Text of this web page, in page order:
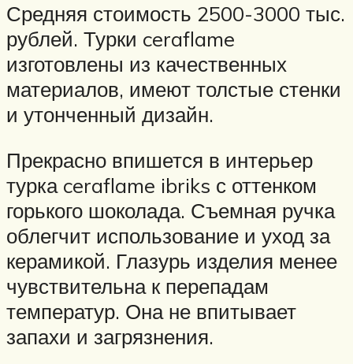
Средняя стоимость 2500-3000 тыс.
рублей. Турки ceraflame
изготовлены из качественных
материалов, имеют толстые стенки
и утонченный дизайн.
Прекрасно впишется в интерьер
турка ceraflame ibriks с оттенком
горького шоколада. Съемная ручка
облегчит использование и уход за
керамикой. Глазурь изделия менее
чувствительна к перепадам
температур. Она не впитывает
запахи и загрязнения.